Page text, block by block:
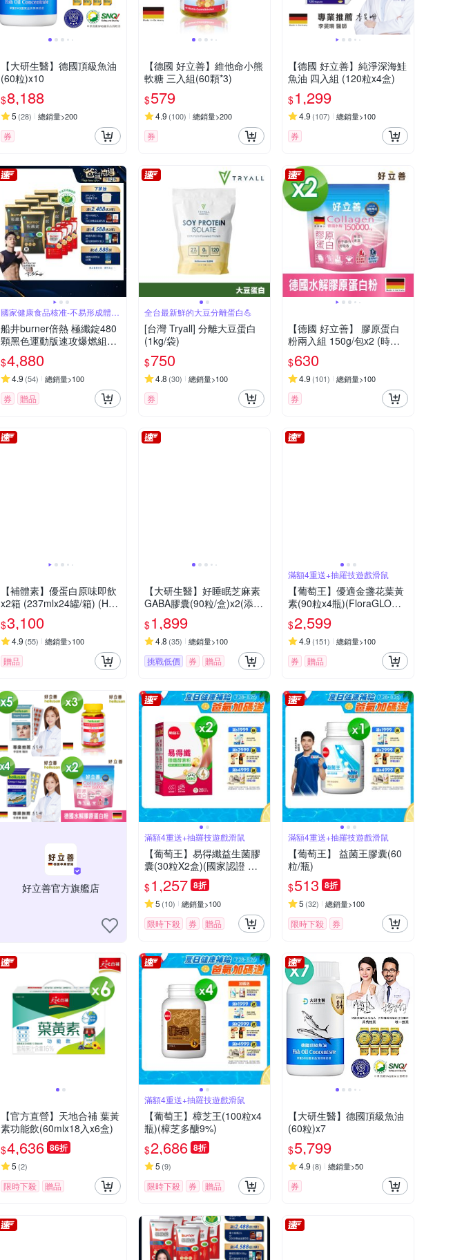
【大研生醫】德國頂級魚油
(60粒)x10
$8,188
5 (28) 總銷量>200
券
【德國 好立善】維他命小熊
軟糖 三入組(60顆*3)
$579
4.9 (100) 總銷量>200
券
【德國 好立善】純淨深海鮭
魚油 四入組 (120粒x4盒)
$1,299
4.9 (107) 總銷量>100
券
國家健康食品核准-不易形成體脂
肪
船井burner倍熱 極纖錠480
顆黑色運動版速攻爆燃組_
$4,880
4.9 (54) 總銷量>100
券 贈品
全台最新鮮的大豆分離蛋白💪
[台灣 Tryall] 分離大豆蛋白
(1kg/袋)
$750
4.8 (30) 總銷量>100
券
【德國 好立善】 膠原蛋白
粉兩入組 150g/包x2 (時時
樂限定)
$630
4.9 (101) 總銷量>100
券
【補體素】優蛋白原味即飲
x2箱 (237mlx24罐/箱) (HBV
優蛋白+白胺酸)
$3,100
4.9 (55) 總銷量>100
贈品
【大研生醫】好睡眠芝麻素
GABA膠囊(90粒/盒)x2(添加
日本ETAS蘆筍.芝麻素.洋甘
菊)
$1,899
4.8 (35) 總銷量>100
挑戰低價 券 贈品
滿額4重送+抽羅技遊戲滑鼠
【葡萄王】優適金盞花葉黃
素(90粒x4瓶)(FloraGLO專
利葉黃素)
$2,599
4.9 (151) 總銷量>100
券 贈品
好立善官方旗艦店
滿額4重送+抽羅技遊戲滑鼠
【葡萄王】易得纖益生菌膠
囊(30粒X2盒)(國家認證 不
易形成體脂肪)
$1,257 8折
5 (10) 總銷量>100
限時下殺 券 贈品
滿額4重送+抽羅技遊戲滑鼠
【葡萄王】 益菌王膠囊(60
粒/瓶)
$513 8折
5 (32) 總銷量>100
限時下殺 券
【官方直營】天地合補 葉黃
素功能飲(60mlx18入x6盒)
$4,636 86折
5 (2)
限時下殺 贈品
滿額4重送+抽羅技遊戲滑鼠
【葡萄王】樟芝王(100粒x4
瓶)(樟芝多醣9%)
$2,686 8折
5 (9)
限時下殺 券 贈品
【大研生醫】德國頂級魚油
(60粒)x7
$5,799
4.9 (8) 總銷量>50
券